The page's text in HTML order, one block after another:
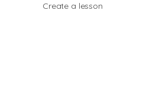
Create a lesson